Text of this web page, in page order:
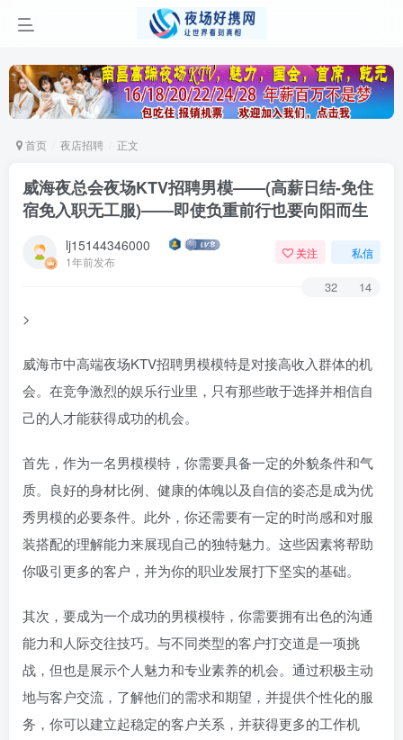
首页 夜店招聘 正文
威海夜总会夜场KTV招聘男模——(高薪日结-免住
宿免入职无工服)——即使负重前行也要向阳而生
lj15144346000
1年前发布
关注 私信
32 14
>
威海市中高端夜场KTV招聘男模模特是对接高收入群体的机
会。在竞争激烈的娱乐行业里，只有那些敢于选择并相信自
己的人才能获得成功的机会。
首先，作为一名男模模特，你需要具备一定的外貌条件和气
质。良好的身材比例、健康的体魄以及自信的姿态是成为优
秀男模的必要条件。此外，你还需要有一定的时尚感和对服
装搭配的理解能力来展现自己的独特魅力。这些因素将帮助
你吸引更多的客户，并为你的职业发展打下坚实的基础。
其次，要成为一个成功的男模模特，你需要拥有出色的沟通
能力和人际交往技巧。与不同类型的客户打交道是一项挑
战，但也是展示个人魅力和专业素养的机会。通过积极主动
地与客户交流，了解他们的需求和期望，并提供个性化的服
务，你可以建立起稳定的客户关系，并获得更多的工作机